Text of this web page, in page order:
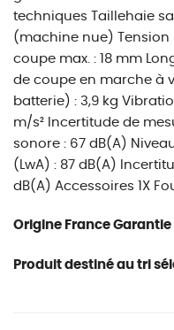
techniques Taillehaie
(machine nue) Tension
coupe max. : 18 mm
de coupe en marche à
batterie) : 3,9 kg
m/s² Incertitude de
sonore : 67 dB(A)
(LwA) : 87 dB(A)
dB(A) Accessoires 1X
Origine France Garantie
Produit destiné au tri